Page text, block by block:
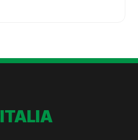
ITALIA